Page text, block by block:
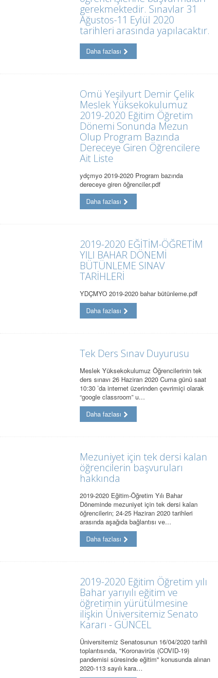
gerekmektedir. Sınavlar 31
Ağustos-11 Eylül 2020
tarihleri arasında yapılacaktır.
Daha fazlası
Omü Yeşilyurt Demir Çelik
Meslek Yüksekokulumuz
2019-2020 Eğitim Öğretim
Dönemi Sonunda Mezun
Olup Program Bazında
Dereceye Giren Öğrencilere
Ait Liste
ydçmyo 2019-2020 Program bazında
dereceye giren öğrenciler.pdf
Daha fazlası
2019-2020 EĞİTİM-ÖĞRETİM
YILI BAHAR DÖNEMİ
BÜTÜNLEME SINAV
TARİHLERİ
YDÇMYO 2019-2020 bahar bütünleme.pdf
Daha fazlası
Tek Ders Sınav Duyurusu
Meslek Yüksekokulumuz Öğrencilerinin tek
ders sınavı 26 Haziran 2020 Cuma günü saat
10:30 ’da internet üzerinden çevrimiçi olarak
“google classroom” u…
Daha fazlası
Mezuniyet için tek dersi kalan
öğrencilerin başvuruları
hakkında
2019-2020 Eğitim-Öğretim Yılı Bahar
Döneminde mezuniyet için tek dersi kalan
öğrencilerin; 24-25 Haziran 2020 tarihleri
arasında aşağıda bağlantısı ve…
Daha fazlası
2019-2020 Eğitim Öğretim yılı
Bahar yarıyılı eğitim ve
öğretimin yürütülmesine
ilişkin Üniversitemiz Senato
Kararı - GÜNCEL
Üniversitemiz Senatosunun 16/04/2020 tarihli
toplantısında, "Koronavirüs (COVID-19)
pandemisi süresinde eğitim" konusunda alınan
2020-113 sayılı kara…